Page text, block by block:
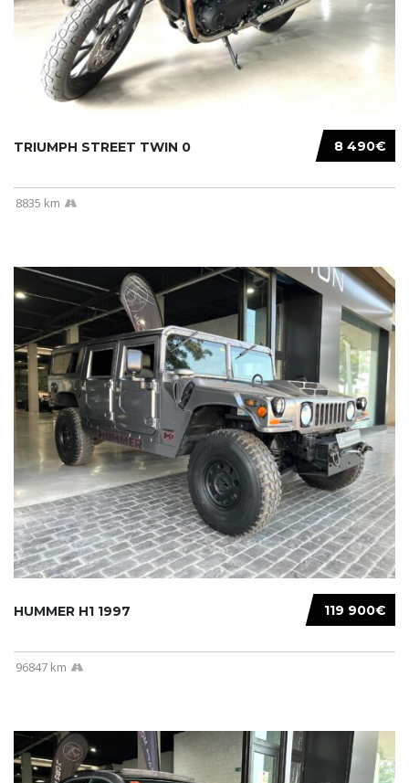
8 490€
TRIUMPH STREET TWIN 0
8835 km
119 900€
HUMMER H1 1997
96847 km